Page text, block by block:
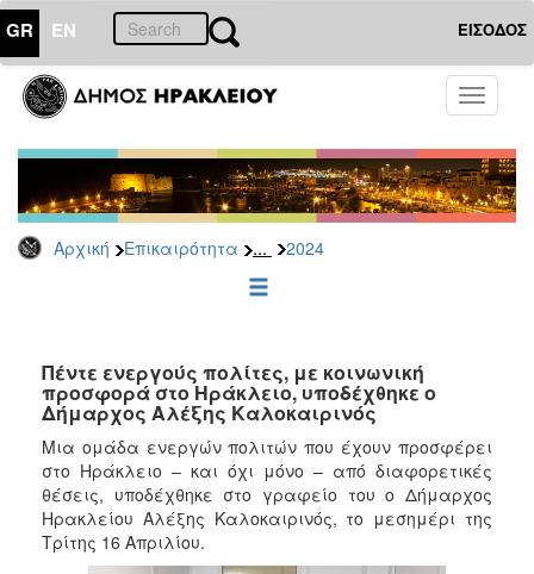
GR EN ΕΙΣΟΔΟΣ
Toggle
Αρχική Επικαιρότητα ... 2024
ΕΠΙΚΑΙΡΟΤΗΤΑ
Τύπου
Αρχείο
2026
2025
2022
2021
2020
2019
2018
2017
Πέντε ενεργούς πολίτες, με κοινωνική
προσφορά στο Ηράκλειο, υποδέχθηκε ο
Δήμαρχος Αλέξης Καλοκαιρινός
Μια ομάδα ενεργών πολιτών που έχουν προσφέρει
στο Ηράκλειο – και όχι μόνο – από διαφορετικές
θέσεις, υποδέχθηκε στο γραφείο του ο Δήμαρχος
Ηρακλείου Αλέξης Καλοκαιρινός, το μεσημέρι της
Τρίτης 16 Απριλίου.